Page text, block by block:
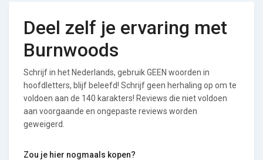
Deel zelf je ervaring met
Burnwoods
Schrijf in het Nederlands, gebruik GEEN woorden in
hoofdletters, blijf beleefd! Schrijf geen herhaling op om te
voldoen aan de 140 karakters! Reviews die niet voldoen
aan voorgaande en ongepaste reviews worden
geweigerd.
Zou je hier nogmaals kopen?